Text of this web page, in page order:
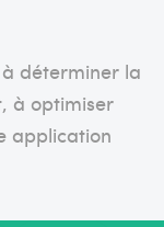
déterminer la
à optimiser
application